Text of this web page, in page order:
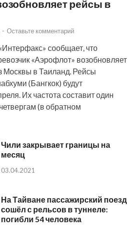
рейсы в
- Оставьте комментарий
сообщает, что
«Аэрофлот» возобновляет
Москвы в Таиланд. Рейсы
(Бангкок) будут
Их частота составит один
(в обратном
Чили закрывает границы на
месяц
03.04.2021
На Тайване пассажирский поезд
сошёл с рельсов в туннеле:
погибли 54 человека